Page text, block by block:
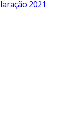
2021